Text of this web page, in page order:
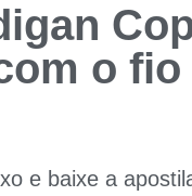
o fio
e baixe a